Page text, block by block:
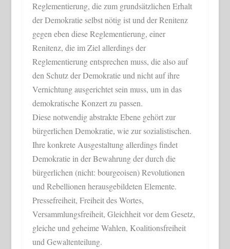
Reglementierung, die zum grundsätzlichen Erhalt
der Demokratie selbst nötig ist und der Renitenz
gegen eben diese Reglementierung, einer
Renitenz, die im Ziel allerdings der
Reglementierung entsprechen muss, die also auf
den Schutz der Demokratie und nicht auf ihre
Vernichtung ausgerichtet sein muss, um in das
demokratische Konzert zu passen.
Diese notwendig abstrakte Ebene gehört zur
bürgerlichen Demokratie, wie zur sozialistischen.
Ihre konkrete Ausgestaltung allerdings findet
Demokratie in der Bewahrung der durch die
bürgerlichen (nicht: bourgeoisen) Revolutionen
und Rebellionen herausgebildeten Elemente.
Pressefreiheit, Freiheit des Wortes,
Versammlungsfreiheit, Gleichheit vor dem Gesetz,
gleiche und geheime Wahlen, Koalitionsfreiheit
und Gewaltenteilung.